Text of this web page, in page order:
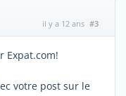
il y a 12 ans #3
Expat.com!
votre post sur le